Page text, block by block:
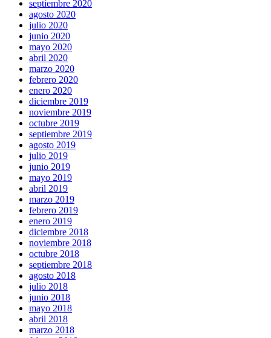
septiembre 2020
agosto 2020
julio 2020
junio 2020
mayo 2020
abril 2020
marzo 2020
febrero 2020
enero 2020
diciembre 2019
noviembre 2019
octubre 2019
septiembre 2019
agosto 2019
julio 2019
junio 2019
mayo 2019
abril 2019
marzo 2019
febrero 2019
enero 2019
diciembre 2018
noviembre 2018
octubre 2018
septiembre 2018
agosto 2018
julio 2018
junio 2018
mayo 2018
abril 2018
marzo 2018